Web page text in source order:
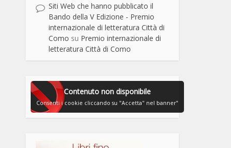
Siti Web che hanno pubblicato il
Bando della V Edizione - Premio
internazionale di letteratura Città di
Como su Premio internazionale di
letteratura Città di Como
Contenuto non disponibile
Consenti i cookie cliccando su "Accetta" nel banner"